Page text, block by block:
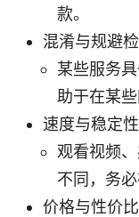
款。
混淆与规避
某些服务
助于在某
速度与稳定性
观看视频
不同，务
价格与性价比